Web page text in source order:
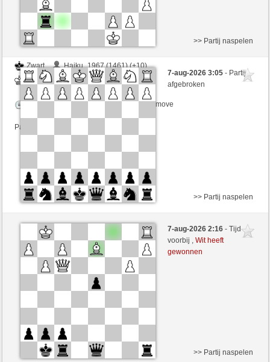
Zwart
Haiku_1967 (1461) (+10)
Wit
Tag97 (1313) (-10)
Speelduur: 4 minutes/side + 1 seconds/move
Partij telt mee voor de ranglijst
>> Partij naspelen
7-aug-2026 3:05- Partij
afgebroken
Wit
Wukong (1237)
Zwart
Speelduur: 10 minutes/side + 0 seconds/move
Partij telt mee voor de ranglijst
>> Partij naspelen
7-aug-2026 2:16- Tijd
voorbij ,Wit heeft
gewonnen
>> Partij naspelen